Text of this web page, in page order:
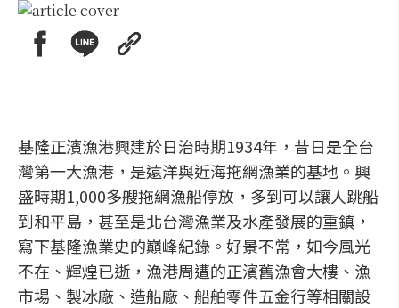
基隆正濱漁港興建於日治時期1934年，昔日是全台
灣第一大漁港，是遠洋與近海拖網漁業的基地。興
盛時期1,000多艘拖網漁船停放，多到可以讓人跳船
到和平島，甚至是北台灣漁業及水產發展的重鎮，
寫下基隆漁業史的巔峰紀錄。好景不常，如今風光
不在、輝煌已逝，漁港周遭的正濱舊漁會大樓、漁
市場、製冰廠、造船廠、船舶零件五金行等相關設